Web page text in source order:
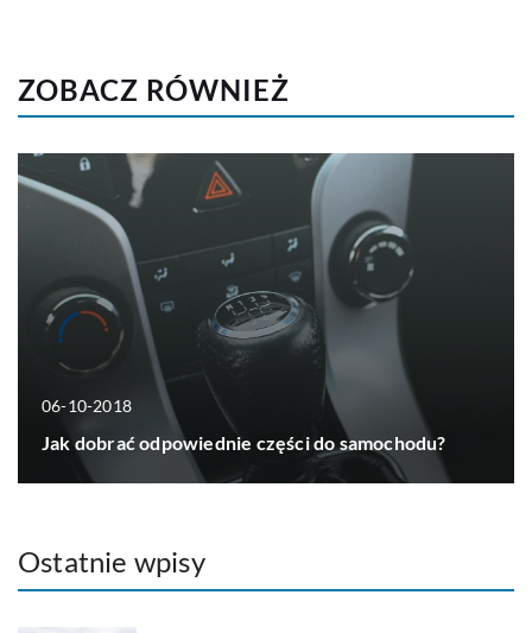
ZOBACZ RÓWNIEŻ
06-10-2018
Jak dobrać odpowiednie części do samochodu?
Ostatnie wpisy